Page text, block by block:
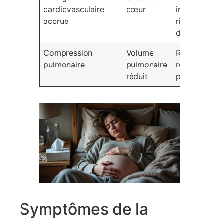
cardiovasculaire
accrue
cœur
intense,
risques
Compression
pulmonaire
Volume
pulmonaire
réduit
Risques
renforcés
pneumonie
Symptômes de la